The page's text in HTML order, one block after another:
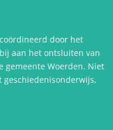
door het
aan het ontsluiten van
gemeente Woerden. Niet
geschiedenisonderwijs,